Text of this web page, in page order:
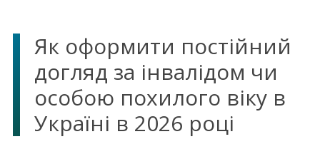
Як оформити постійний
догляд за інвалідом чи
особою похилого віку в
Україні в 2026 році